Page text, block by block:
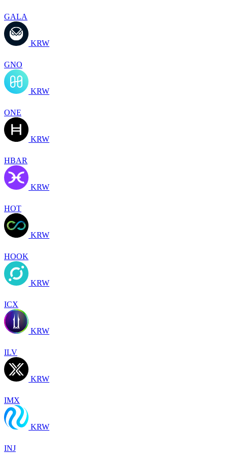
GALA
KRW
GNO
KRW
ONE
KRW
HBAR
KRW
HOT
KRW
HOOK
KRW
ICX
KRW
ILV
KRW
IMX
KRW
INJ